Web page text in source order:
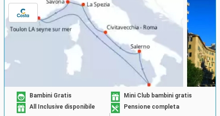
Bambini Gratis
Mini Club bambini gratis
All Inclusive disponibile
Pensione completa